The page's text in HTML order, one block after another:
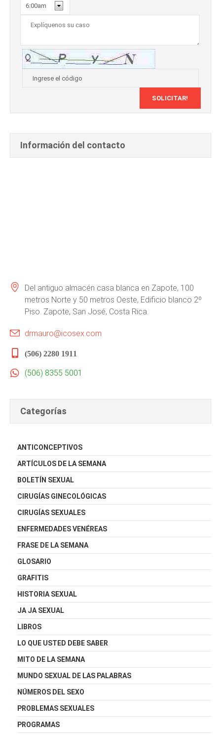
Información del contacto
Del antiguo almacén casa blanca en Zapote, 100
metros Norte y 50 metros Oeste, Edificio blanco 2º
Piso. Zapote, San José, Costa Rica.
drmauro@icosex.com
(506) 2280 1911
(506) 8355 5001
Categorías
ANTICONCEPTIVOS
ARTÍCULOS DE LA SEMANA
BOLETÍN SEXUAL
CIRUGÍAS GINECOLÓGICAS
CIRUGÍAS SEXUALES
ENFERMEDADES VENÉREAS
FRASE DE LA SEMANA
GLOSARIO
GRAFITIS
HISTORIA SEXUAL
JA JA SEXUAL
LIBROS
LO QUE USTED DEBE SABER
MITO DE LA SEMANA
MUNDO SEXUAL DE LAS PALABRAS
NÚMEROS DEL SEXO
PROBLEMAS SEXUALES
PROGRAMAS